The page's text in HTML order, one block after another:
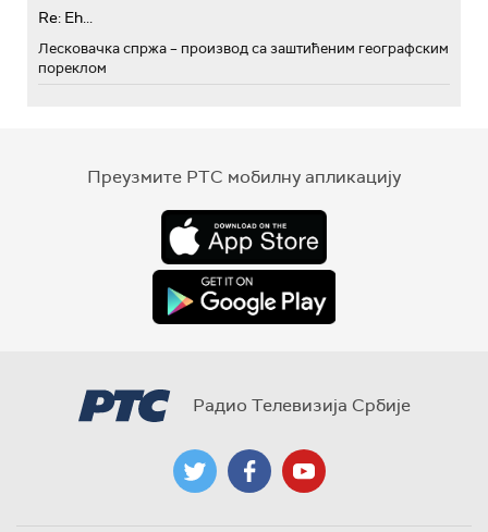
Re: Eh...
Лесковачка спржа – производ са заштићеним географским
пореклом
Преузмите РТС мобилну апликацију
Радио Телевизија Србије